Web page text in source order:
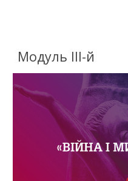
Модуль III-й